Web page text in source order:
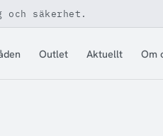
och säkerhet.
Outlet Aktuellt Om